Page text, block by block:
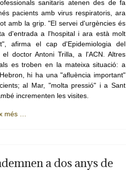
sanitaris atenen des de fa
pacients amb virus respiratoris, ara
amb la grip. "El servei d'urgències és
d'entrada a l'hospital i ara està molt
afirma el cap d'Epidemiologia del
el doctor Antoni Trilla, a l'ACN. Altres
es troben en la mateixa situació: a
hi ha una "afluència important"
al Mar, "molta pressió" i a Sant
incrementen les visites.
més …
a dos anys de